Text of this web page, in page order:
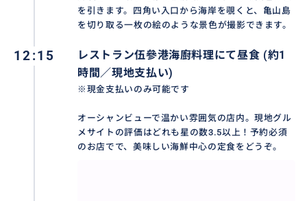
を引きます。四角い入口から海岸を覗くと、亀山島
を切り取る一枚の絵のような景色が撮影できます。
12:15
レストラン伍參港海廚料理にて昼食 (約1
時間／現地支払い)
※現金支払いのみ可能です
オーシャンビューで温かい雰囲気の店内。現地グル
メサイトの評価はどれも星の数3.5以上！予約必須
のお店でで、美味しい海鮮中心の定食をどうぞ。